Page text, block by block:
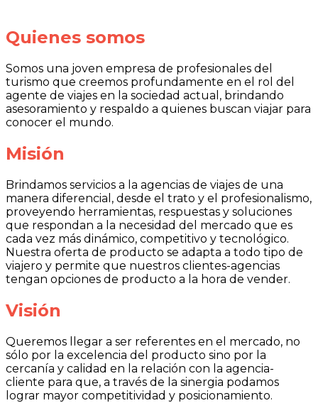
Quienes somos
Somos una joven empresa de profesionales del
turismo que creemos profundamente en el rol del
agente de viajes en la sociedad actual, brindando
asesoramiento y respaldo a quienes buscan viajar para
conocer el mundo.
Misión
Brindamos servicios a la agencias de viajes de una
manera diferencial, desde el trato y el profesionalismo,
proveyendo herramientas, respuestas y soluciones
que respondan a la necesidad del mercado que es
cada vez más dinámico, competitivo y tecnológico.
Nuestra oferta de producto se adapta a todo tipo de
viajero y permite que nuestros clientes-agencias
tengan opciones de producto a la hora de vender.
Visión
Queremos llegar a ser referentes en el mercado, no
sólo por la excelencia del producto sino por la
cercanía y calidad en la relación con la agencia-
cliente para que, a través de la sinergia podamos
lograr mayor competitividad y posicionamiento.